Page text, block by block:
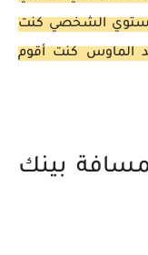
الشخصي كنت
الماوس كنت أقوم
بينك